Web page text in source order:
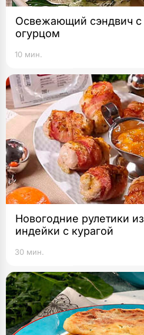
Освежающий сэндвич с
огурцом
10 мин.
Новогодние рулетики из
индейки с курагой
30 мин.